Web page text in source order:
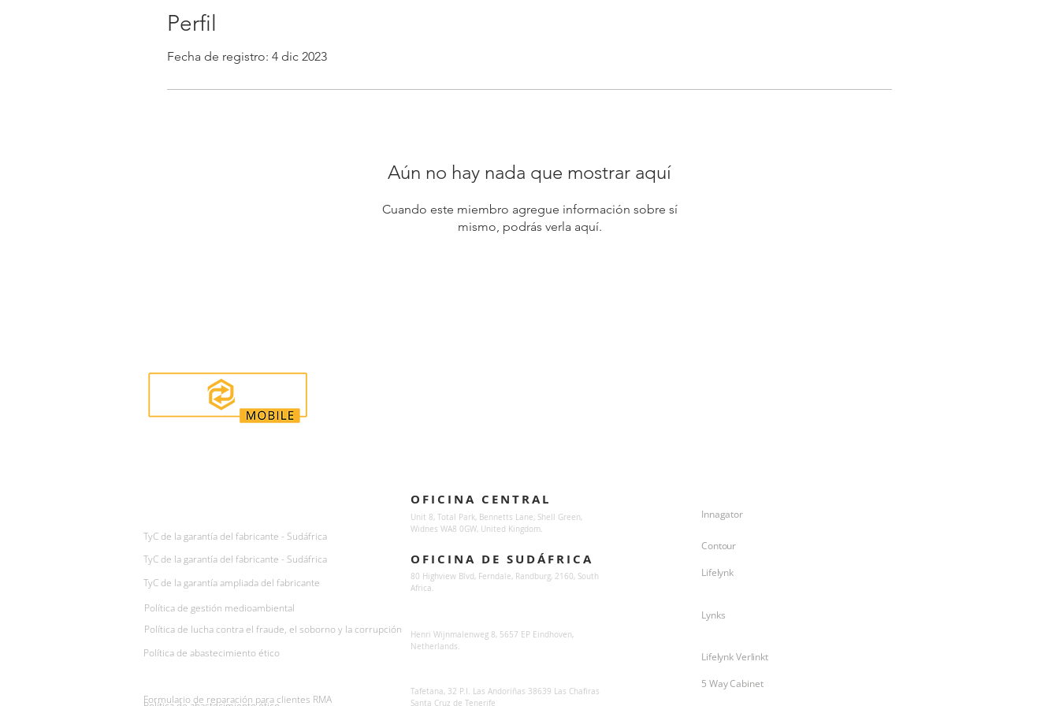
Perfil
Fecha de registro: 4 dic 2023
Aún no hay nada que mostrar aquí
Cuando este miembro agregue información sobre sí
mismo, podrás verla aquí.
TyC de la garantía del fabricante - Sudáfrica
TyC de la garantía del fabricante - Sudáfrica
TyC de la garantía ampliada del fabricante
Política de gestión medioambiental
Política de lucha contra el fraude, el soborno y la corrupción
Política de abastecimiento ético
Formulario de reparación para clientes RMA
OFICINA CENTRAL
Unit 8, Total Park, Bennetts Lane, Shell Green,
Widnes WA8 0GW, United Kingdom.
OFICINA DE SUDÁFRICA
80 Highview Blvd, Ferndale, Randburg, 2160, South
Africa.
Henri Wijnmalenweg 8, 5657 EP Eindhoven,
Netherlands.
Tafetana, 32 P.I. Las Andoriñas 38639 Las Chafiras
Santa Cruz de Tenerife
Innagator
Contour
Lifelynk
Lynks
Lifelynk Verlinkt
5 Way Cabinet